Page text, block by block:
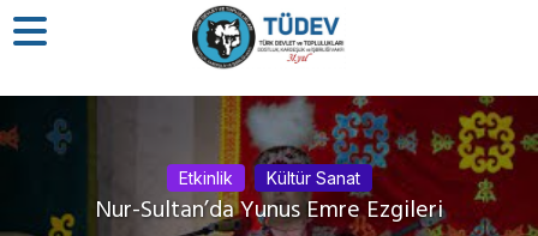
Etkinlik Kültür Sanat
Nur-Sultan’da Yunus Emre Ezgileri